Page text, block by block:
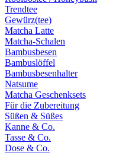
Trendtee
Gewürz(tee)
Matcha Latte
Matcha-Schalen
Bambusbesen
Bambuslöffel
Bambusbesenhalter
Natsume
Matcha Geschenksets
Für die Zubereitung
Süßen & Süßes
Kanne & Co.
Tasse & Co.
Dose & Co.